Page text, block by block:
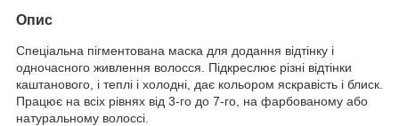
Опис
Спеціальна пігментована маска для додання відтінку і
одночасного живлення волосся. Підкреслює різні відтінки
каштанового, і теплі і холодні, дає кольором яскравість і блиск.
Працює на всіх рівнях від 3-го до 7-го, на фарбованому або
натуральному волоссі.